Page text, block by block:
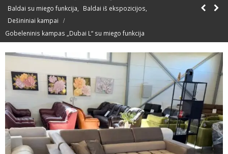
Baldai su miego funkcija, Baldai iš ekspozicijos,
Dešininiai kampai
Gobeleninis kampas „Dubai L“ su miego funkcija